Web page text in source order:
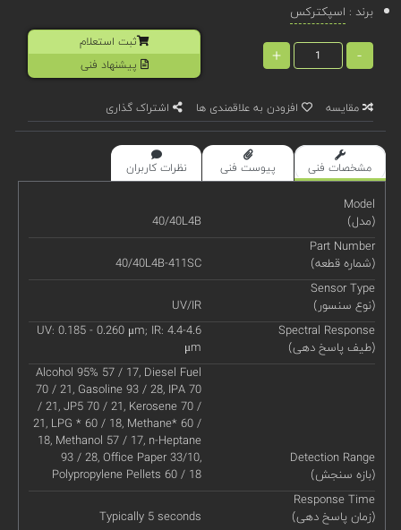
برند : اسپکترکس
-
+
ثبت استعلام
پیشنهاد فنی
مقایسه افزودن به علاقمندی ها اشتراک گذاری
مشخصات فنی پیوست فنی نظرات کاربران
Model
(مدل)
40/40L4B
Part Number
(شماره قطعه)
40/40L4B-411SC
Sensor Type
(نوع سنسور)
UV/IR
Spectral Response
(طیف پاسخ دهی)
UV: 0.185 - 0.260 μm; IR: 4.4-4.6
μm
Detection Range
(بازه سنجش)
Alcohol 95% 57 / 17, Diesel Fuel
70 / 21, Gasoline 93 / 28, IPA 70
/ 21, JP5 70 / 21, Kerosene 70 /
21, LPG * 60 / 18, Methane* 60 /
18, Methanol 57 / 17, n-Heptane
93 / 28, Office Paper 33/10,
Polypropylene Pellets 60 / 18
Response Time
(زمان پاسخ دهی)
Typically 5 seconds